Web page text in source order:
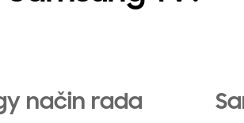
način rada